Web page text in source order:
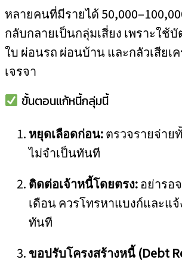
หลายคนที่มีรายได้
กลับกลายเป็นกลุ่มเสี่ยง เพราะใช้
ใบ ผ่อนรถ ผ่อนบ้าน และกลัวเสียเ
เจรจา
ขั้นตอนแก้หนี้กลุ่มนี้
หยุดเลือดก่อน:ตรวจรายจ่าย
ไม่จำเป็นทันที
ติดต่อเจ้าหนี้โดยตรง:อย่ารอ
เดือน ควรโทรหาแบงก์และแ
ทันที
ขอปรับโครงสร้างหนี้ (Debt